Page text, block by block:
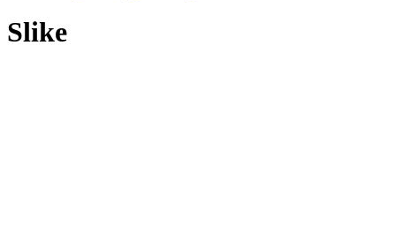
Slike